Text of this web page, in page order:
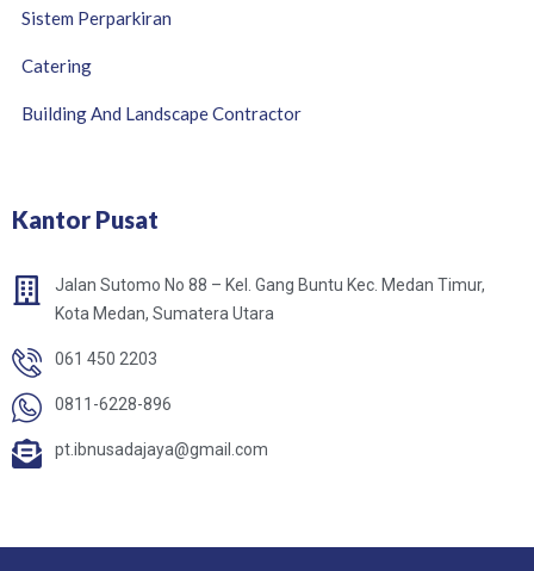
Sistem Perparkiran
Catering
Building And Landscape Contractor
Kantor Pusat
Jalan Sutomo No 88 – Kel. Gang Buntu Kec. Medan Timur,
Kota Medan, Sumatera Utara
061 450 2203
0811-6228-896
pt.ibnusadajaya@gmail.com